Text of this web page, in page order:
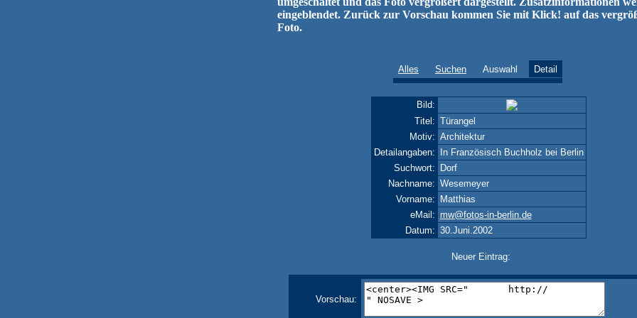
eingeblendet. Zurück zur Vorschau kommen Sie mit Klick! auf das
Foto.
Alles Suchen Auswahl Detail
Bild:
Titel: Türangel
Motiv: Architektur
Detailangaben:
In Französisch Buchholz bei Berlin
Suchwort:
Dorf
Nachname: Wesemeyer
Vorname:
Matthias
eMail: mw@fotos-in-berlin.de
Datum: 30.Juni.2002
Neuer Eintrag:
Vorschau: